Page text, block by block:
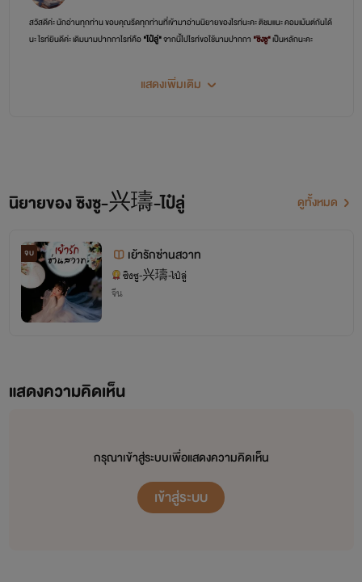
สวัสดีค่ะ นักอ่านทุกท่าน ขอบคุณรีดทุกท่านที่เข้ามาอ่านนิยายของไรท์นะคะ ติชมแนะ คอมเม้นต์กันได้
นะ ไรท์ยินดีค่ะ เดิมนามปากกาไรท์คือ"ไป๋ลู่"จากนี้ไปไรท์ขอใช้นามปากกา "ซิงซู"เป็นหลักนะคะ
แสดงเพิ่มเติม
นิยายของ ซิงซู-兴璹-ไป๋ลู่ ดูทั้งหมด
จบ เย้ารักซ่านสวาท
ซิงซู-兴璹-ไป๋ลู่
จีน
แสดงความคิดเห็น
กรุณาเข้าสู่ระบบเพื่อแสดงความคิดเห็น
เข้าสู่ระบบ